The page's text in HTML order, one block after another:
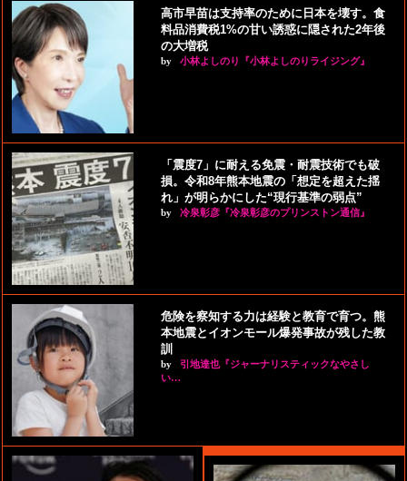
高市早苗は支持率のために日本を壊す。食
料品消費税1%の甘い誘惑に隠された2年後
の大増税
by 小林よしのり『小林よしのりライジング』
「震度7」に耐える免震・耐震技術でも破
損。令和8年熊本地震の「想定を超えた揺
れ」が明らかにした“現行基準の弱点”
by 冷泉彰彦『冷泉彰彦のプリンストン通信』
危険を察知する力は経験と教育で育つ。熊
本地震とイオンモール爆発事故が残した教
訓
by
引地達也『ジャーナリスティックなやさし
い…